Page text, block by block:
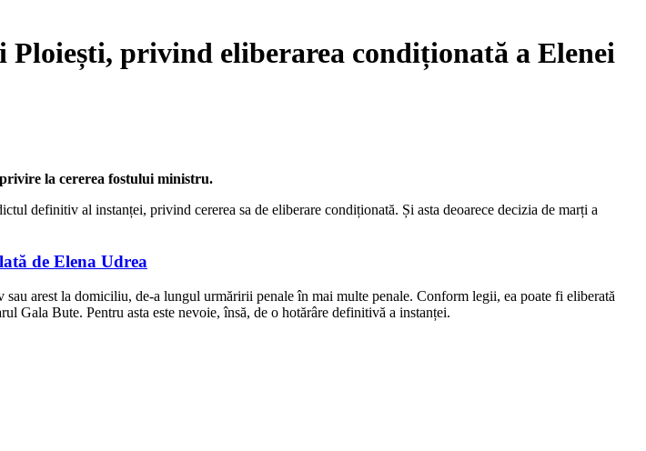
privind eliberarea condiționată a Elenei
la cererea fostului ministru.
definitiv al instanței, privind cererea sa de eliberare condiționată. Și asta deoarece decizia de marți a
de Elena Udrea
arest la domiciliu, de-a lungul urmăririi penale în mai multe penale. Conform legii, ea poate fi eliberată
Gala Bute. Pentru asta este nevoie, însă, de o hotărâre definitivă a instanței.